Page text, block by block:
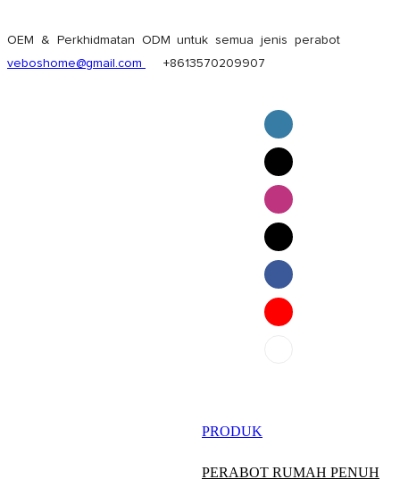
OEM & Perkhidmatan ODM untuk semua jenis perabot
veboshome@gmail.com
+8613570209907
English
Pilipino
ภาษาไทย
PRODUK
PERABOT RUMAH PENUH